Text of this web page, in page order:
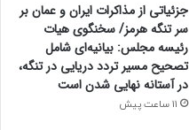
جزئیاتی از مذاکرات ایران و عمان بر
سر تنگه هرمز/ سخنگوی هیات
رئیسه مجلس: بیانیه‌ای شامل
تصحیح مسیر تردد دریایی در تنگه،
در آستانه نهایی شدن است
11 ساعت پیش